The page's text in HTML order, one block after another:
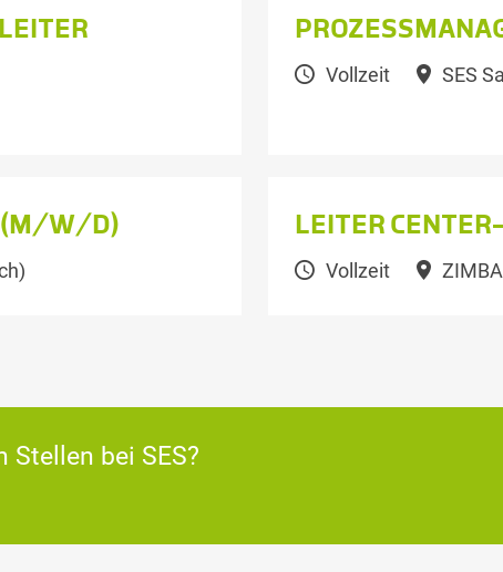
Vollzeit SES
(M/W/D) LEITER
Vollzeit
Stellen bei SES?